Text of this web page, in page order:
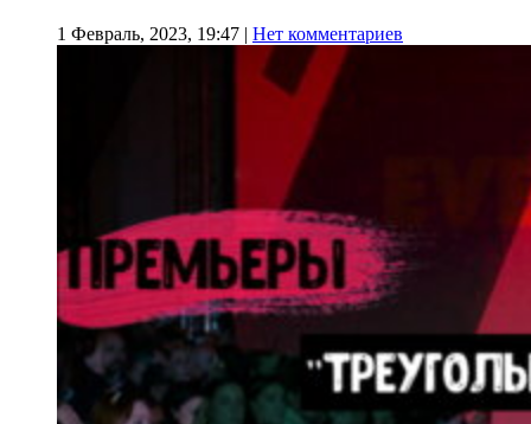
1 Февраль, 2023, 19:47 | Нет комментариев